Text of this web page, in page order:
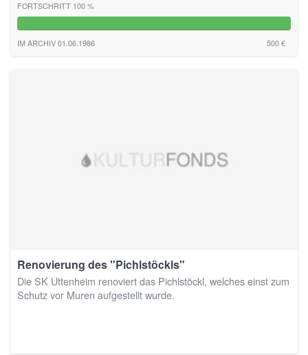
FORTSCHRITT 100 %
IM ARCHIV 01.06.1986 500 €
Renovierung des "Pichlstöckls"
Die SK Uttenheim renoviert das Pichlstöckl, welches einst zum
Schutz vor Muren aufgestellt wurde.